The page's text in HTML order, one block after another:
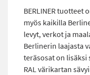
BERLINER tuotteet
myös kaikilla
levyt, verkot ja
Berlinerin laajasta
teräsosat on lisäksi
RAL värikartan